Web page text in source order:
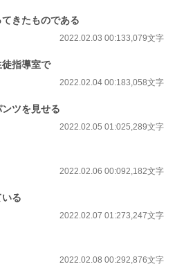
きたものである
2022.02.03 00:133,079文字
指導室で
2022.02.04 00:183,058文字
ツを見せる
2022.02.05 01:025,289文字
2022.02.06 00:092,182文字
る
2022.02.07 01:273,247文字
2022.02.08 00:292,876文字